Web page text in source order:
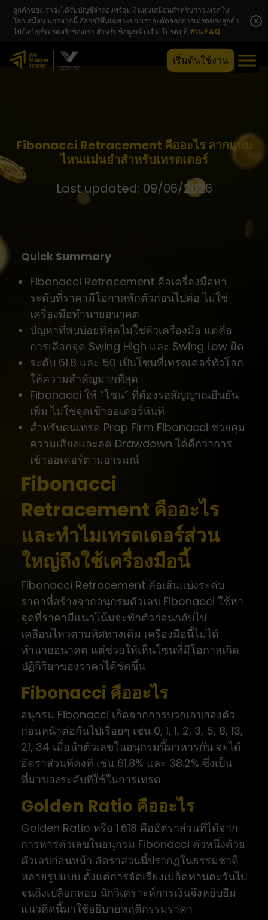
ลูกค้าของเราจะได้รับบัญชีจำลองพร้อมเงินทุนเสมือนสำหรับการเทรดใน
โลกเสมือน นอกจากนี้ อัลกอริทึมเฉพาะของเราจะคัดลอกการเทรดของลูกค้า
ไปยังบัญชีเทรดจริงของเรา สำหรับข้อมูลเพิ่มเติม โปรดดูที่ ส่วน FAQ
x
เริ่มต้นใช้งาน
Fibonacci Retracement คืออะไร ลากแบบ
ไหนแม่นยำสำหรับเทรดเดอร์
Last updated: 09/06/2026
Quick Summary
Fibonacci Retracement คือเครื่องมือหา
ระดับที่ราคามีโอกาสพักตัวก่อนไปต่อ ไม่ใช่
เครื่องมือทำนายอนาคต
ปัญหาที่พบบ่อยที่สุดไม่ใช่ตัวเครื่องมือ แต่คือ
การเลือกจุด Swing High และ Swing Low ผิด
ระดับ 61.8 และ 50 เป็นโซนที่เทรดเดอร์ทั่วโลก
ให้ความสำคัญมากที่สุด
Fibonacci ให้ “โซน” ที่ต้องรอสัญญาณยืนยัน
เพิ่ม ไม่ใช่จุดเข้าออเดอร์ทันที
สำหรับคนเทรด Prop Firm Fibonacci ช่วยคุม
ความเสี่ยงและลด Drawdown ได้ดีกว่าการ
เข้าออเดอร์ตามอารมณ์
Fibonacci
Retracement คืออะไร
และทำไมเทรดเดอร์ส่วน
ใหญ่ถึงใช้เครื่องมือนี้
Fibonacci Retracement คือเส้นแบ่งระดับ
ราคาที่สร้างจากอนุกรมตัวเลข Fibonacci ใช้หา
จุดที่ราคามีแนวโน้มจะพักตัวก่อนกลับไป
เคลื่อนไหวตามทิศทางเดิม เครื่องมือนี้ไม่ได้
ทำนายอนาคต แต่ช่วยให้เห็นโซนที่มีโอกาสเกิด
ปฏิกิริยาของราคาได้ชัดขึ้น
Fibonacci คืออะไร
อนุกรม Fibonacci เกิดจากการบวกเลขสองตัว
ก่อนหน้าต่อกันไปเรื่อยๆ เช่น 0, 1, 1, 2, 3, 5, 8, 13,
21, 34 เมื่อนำตัวเลขในอนุกรมนี้มาหารกัน จะได้
อัตราส่วนที่คงที่ เช่น 61.8% และ 38.2% ซึ่งเป็น
ที่มาของระดับที่ใช้ในการเทรด
Golden Ratio คืออะไร
Golden Ratio หรือ 1.618 คืออัตราส่วนที่ได้จาก
การหารตัวเลขในอนุกรม Fibonacci ตัวหนึ่งด้วย
ตัวเลขก่อนหน้า อัตราส่วนนี้ปรากฏในธรรมชาติ
หลายรูปแบบ ตั้งแต่การจัดเรียงเมล็ดทานตะวันไป
จนถึงเปลือกหอย นักวิเคราะห์การเงินจึงหยิบยืม
แนวคิดนี้มาใช้อธิบายพฤติกรรมราคา